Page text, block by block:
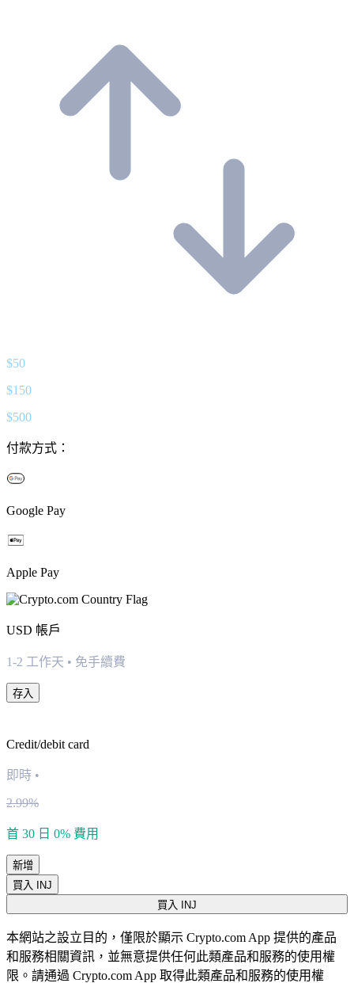
$50
$150
$500
付款方式：
Google Pay
Apple Pay
USD 帳戶
1-2 工作天 • 免手續費
存入
Credit/debit card
即時 •
2.99%
首 30 日 0% 費用
新增
買入 INJ
買入 INJ
本網站之設立目的，僅限於顯示 Crypto.com App 提供的產品
和服務相關資訊，並無意提供任何此類產品和服務的使用權
限。請通過 Crypto.com App 取得此類產品和服務的使用權